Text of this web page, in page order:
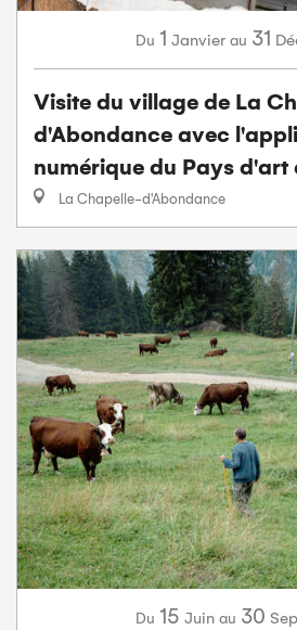
Du 1 Janvier au 31
Visite du village de La
d'Abondance avec
numérique du Pays d'art
La Chapelle-d'Abondance
Du 15 Juin au 30